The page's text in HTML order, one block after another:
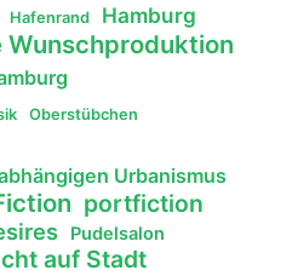
Hafenrand Hamburg
Oberstübchen
Urbanismus
portfiction
Pudelsalon
auf Stadt